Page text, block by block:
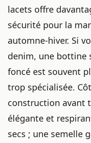
lacets offre
sécurité pour la
automne-hiver. Si
denim, une bottine
foncé est souvent
trop spécialisée.
construction avant
élégante et
secs ; une semelle